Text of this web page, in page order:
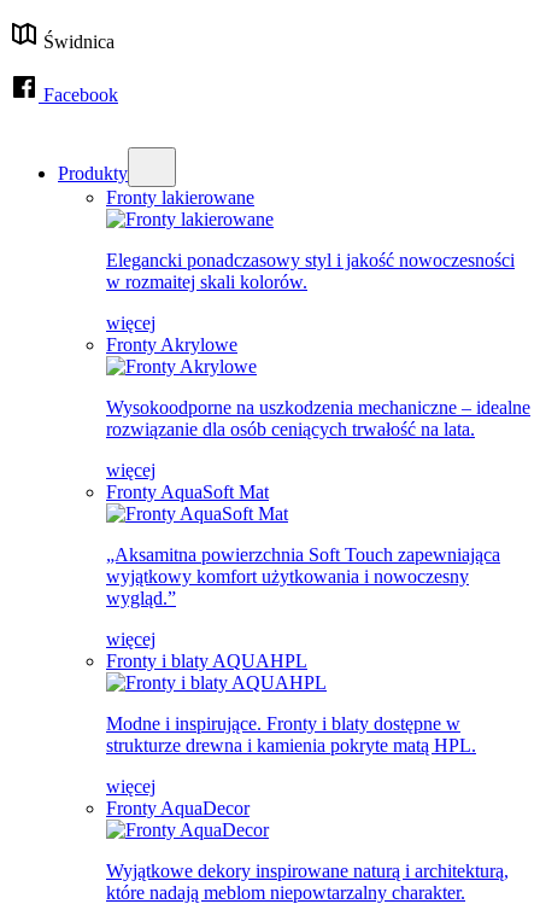
Świdnica
Facebook
Produkty
Fronty lakierowane
Elegancki ponadczasowy styl i jakość nowoczesności
w rozmaitej skali kolorów.
więcej
Fronty Akrylowe
Wysokoodporne na uszkodzenia mechaniczne – idealne
rozwiązanie dla osób ceniących trwałość na lata.
więcej
Fronty AquaSoft Mat
„Aksamitna powierzchnia Soft Touch zapewniająca
wyjątkowy komfort użytkowania i nowoczesny
wygląd.”
więcej
Fronty i blaty AQUAHPL
Modne i inspirujące. Fronty i blaty dostępne w
strukturze drewna i kamienia pokryte matą HPL.
więcej
Fronty AquaDecor
Wyjątkowe dekory inspirowane naturą i architekturą,
które nadają meblom niepowtarzalny charakter.